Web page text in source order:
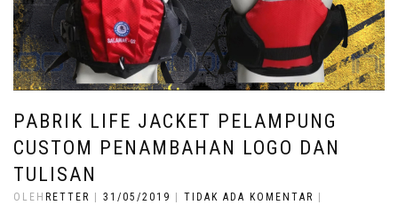
PABRIK LIFE JACKET PELAMPUNG
CUSTOM PENAMBAHAN LOGO DAN
TULISAN
OLEH RETTER 31/05/2019 TIDAK ADA KOMENTAR